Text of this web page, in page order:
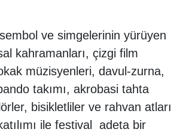
ve simgelerinin yürüyen
kahramanları, çizgi film
müzisyenleri, davul-zurna,
takımı, akrobasi tahta
bisikletliler ve rahvan atları
ile festival adeta bir